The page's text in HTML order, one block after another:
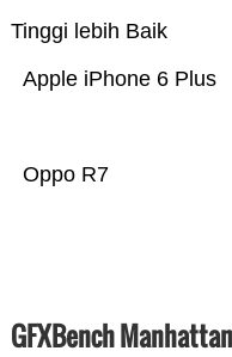
Tinggi lebih Baik
Oppo R7
Apple iPhone 6 Plus
GFXBench